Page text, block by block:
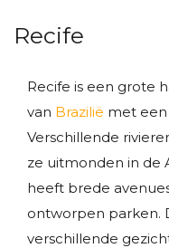
Recife
Recife is een grote
van Brazilië met
Verschillende
ze uitmonden in de
heeft brede
ontworpen parken.
verschillende